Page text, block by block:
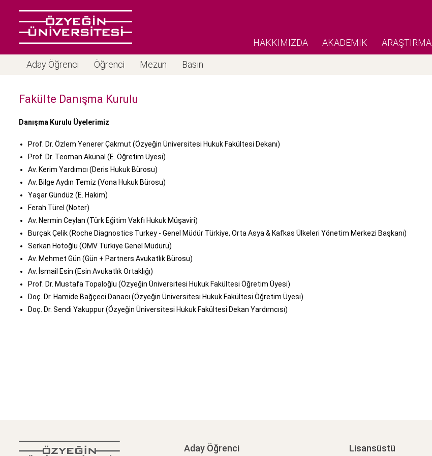
HAKKIMIZDA AKADEMİK ARAŞTIRMA
Aday Öğrenci Öğrenci Mezun Basın
Fakülte Danışma Kurulu
Danışma Kurulu Üyelerimiz
Prof. Dr. Özlem Yenerer Çakmut (Özyeğin Üniversitesi Hukuk Fakültesi Dekanı)
Prof. Dr. Teoman Akünal (E. Öğretim Üyesi)
Av. Kerim Yardımcı (Deris Hukuk Bürosu)
Av. Bilge Aydın Temiz (Vona Hukuk Bürosu)
Yaşar Gündüz (E. Hakim)
Ferah Türel (Noter)
Av. Nermin Ceylan (Türk Eğitim Vakfı Hukuk Müşaviri)
Burçak Çelik (Roche Diagnostics Turkey - Genel Müdür Türkiye, Orta Asya & Kafkas Ülkeleri Yönetim Merkezi Başkanı)
Serkan Hotoğlu (OMV Türkiye Genel Müdürü)
Av. Mehmet Gün (Gün + Partners Avukatlık Bürosu)
Av. İsmail Esin (Esin Avukatlık Ortaklığı)
Prof. Dr. Mustafa Topaloğlu (Özyeğin Üniversitesi Hukuk Fakültesi Öğretim Üyesi)
Doç. Dr. Hamide Bağçeci Danacı (Özyeğin Üniversitesi Hukuk Fakültesi Öğretim Üyesi)
Doç. Dr. Sendi Yakuppur (Özyeğin Üniversitesi Hukuk Fakültesi Dekan Yardımcısı)
Aday Öğrenci Lisansüstü